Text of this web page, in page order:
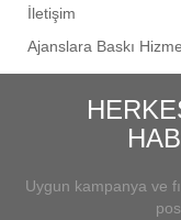
İletişim
Ajanslara Baskı
Uygun kampanya ve